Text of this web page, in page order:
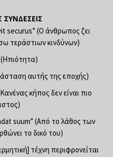
securus” (Ο άνθρωπος ζει
τεράστιων κινδύνων)
αυτής της εποχής)
κήπος δεν είναι πιο
suum” (Από το λάθος των
το δικό του)
τέχνη περιφρονείται